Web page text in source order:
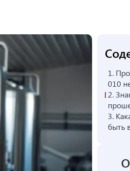
1.
010
2.
3.
быть